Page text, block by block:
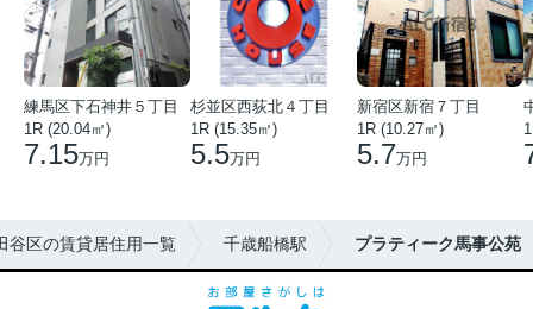
練馬区下石神井５丁目
1R (20.04㎡)
7.15万円
杉並区西荻北４丁目
1R (15.35㎡)
5.5万円
新宿区新宿７丁目
1R (10.27㎡)
5.7万円
谷区の賃貸居住用一覧 千歳船橋駅 プラティーク⾺事公苑